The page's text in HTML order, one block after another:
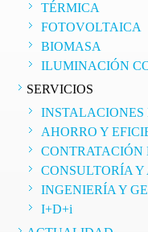
TÉRMICA
FOTOVOLTAICA
BIOMASA
ILUMINACIÓN
SERVICIOS
INSTALACIONES
AHORRO Y
CONTRATACIÓN
CONSULTORÍA
INGENIERÍA Y
I+D+i